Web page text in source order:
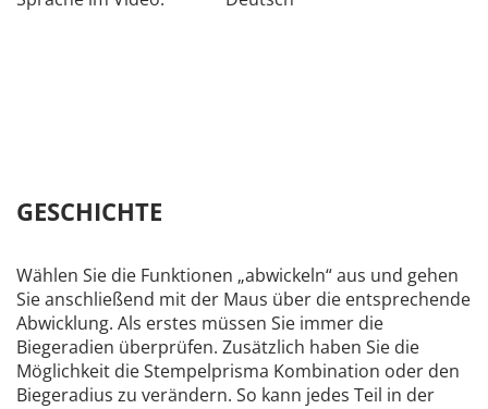
GESCHICHTE
Wählen Sie die Funktionen „abwickeln“ aus und gehen
Sie anschließend mit der Maus über die entsprechende
Abwicklung. Als erstes müssen Sie immer die
Biegeradien überprüfen. Zusätzlich haben Sie die
Möglichkeit die Stempelprisma Kombination oder den
Biegeradius zu verändern. So kann jedes Teil in der